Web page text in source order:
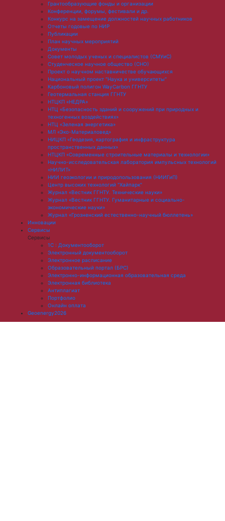
Грантообразующие фонды и организации
Конференции, форумы, фестивали и др.
Конкурс на замещение должностей научных работников
Отчеты годовые по НИР
Публикации
План научныx мероприятий
Документы
Совет молодых ученых и специалистов (СМУиС)
Студенческое научное общество (СНО)
Проект о научном наставничестве обучающихся
Национальный проект "Наука и университеты"
Карбоновый полигон WayCarbon ГГНТУ
Геотермальная станция ГГНТУ
НТЦКП «НЕДРА»
НТЦ «Безопасность зданий и сооружений при природных и
техногенных воздействиях»
НТЦ «Зеленая энергетика»
МЛ «Эко-Материаловед»
НИЦКП «Геодезия, картография и инфраструктура
пространственных данных»
НТЦКП «Современные строительные материалы и технологии»
Научно-исследовательская лаборатория импульсных технологий
«НИЛИТ»
НИИ геоэкологии и природопользования (НИИГиП)
Центр высоких технологий "Хайпарк"
Журнал «Вестник ГГНТУ. Технические науки»
Журнал «Вестник ГГНТУ. Гуманитарные и социально-
экономические науки»
Журнал «Грозненский естественно-научный бюллетень»
Инновации
Сервисы
Сервисы
1С : Документооборот
Электронный документооборот
Электронное расписание
Образовательный портал (БРС)
Электронно-информационная образовательная среда
Электронная библиотека
Антиплагиат
Портфолио
Онлайн оплата
Geoenergy2026